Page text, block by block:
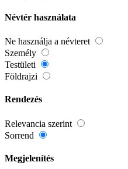
Névtér használata
Ne használja a névteret
Személy
Testületi
Földrajzi
Rendezés
Relevancia szerint
Sorrend
Megjelenítés